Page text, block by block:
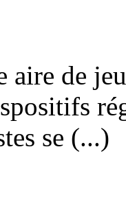
aire de
se (...)